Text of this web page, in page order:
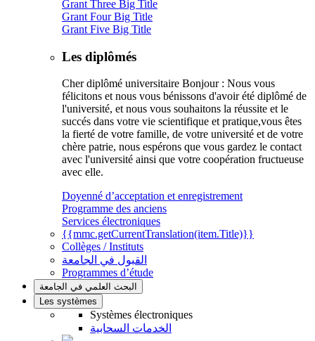
Grant Three Big Title
Grant Four Big Title
Grant Five Big Title
Les diplômés
Cher diplômé universitaire Bonjour : Nous vous
félicitons et nous vous bénissons d'avoir été diplômé de
l'université, et nous vous souhaitons la réussite et le
succés dans votre vie scientifique et pratique,vous êtes
la fierté de votre famille, de votre université et de votre
chère patrie, nous espérons que vous gardez le contact
avec l'université ainsi que votre coopération fructueuse
avec elle.
Doyenné d’acceptation et enregistrement
Programme des anciens
Services électroniques
{{mmc.getCurrentTranslation(item.Title)}}
Collèges / Instituts
القبول في الجامعة
Programmes d’étude
البحث العلمي في الجامعة
Les systèmes
Systèmes électroniques
الخدمات السحابية